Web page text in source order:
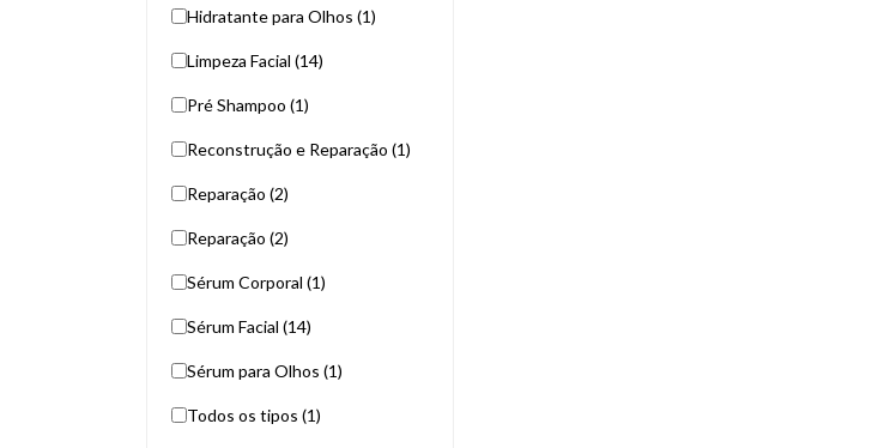
Hidratante para Olhos (1)
Limpeza Facial (14)
Pré Shampoo (1)
Reconstrução e Reparação (1)
Reparação (2)
Reparação (2)
Sérum Corporal (1)
Sérum Facial (14)
Sérum para Olhos (1)
Todos os tipos (1)